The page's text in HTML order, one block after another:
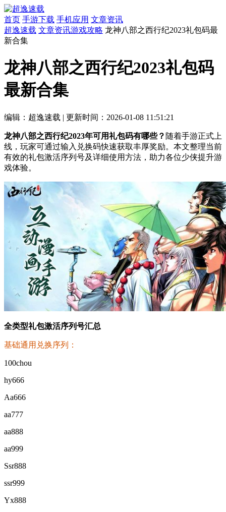
首页 手游下载 手机应用 文章资讯
超逸速载 文章资讯游戏攻略 龙神八部之西行纪2023礼包码最
新合集
龙神八部之西行纪2023礼包码
最新合集
编辑：超逸速载 | 更新时间：2026-01-08 11:51:21
龙神八部之西行纪2023年可用礼包码有哪些？ 随着手游正式上
线，玩家可通过输入兑换码快速获取丰厚奖励。本文整理当前
有效的礼包激活序列号及详细使用方法，助力各位少侠提升游
戏体验。
全类型礼包激活序列号汇总
基础通用兑换序列：
100chou
hy666
Aa666
aa777
aa888
aa999
Ssr888
ssr999
Yx888